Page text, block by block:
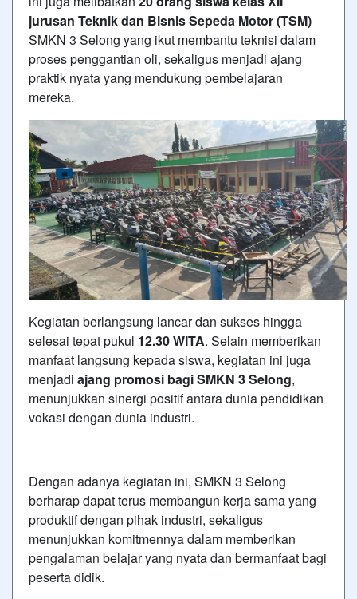
jurusan Teknik dan Bisnis Sepeda Motor (TSM)
SMKN 3 Selong yang ikut membantu teknisi dalam
proses penggantian oli, sekaligus menjadi ajang
praktik nyata yang mendukung pembelajaran
mereka.
Kegiatan berlangsung lancar dan sukses hingga
selesai tepat pukul 12.30 WITA. Selain memberikan
manfaat langsung kepada siswa, kegiatan ini juga
menjadi ajang promosi bagi SMKN 3 Selong,
menunjukkan sinergi positif antara dunia pendidikan
vokasi dengan dunia industri.
Dengan adanya kegiatan ini, SMKN 3 Selong
berharap dapat terus membangun kerja sama yang
produktif dengan pihak industri, sekaligus
menunjukkan komitmennya dalam memberikan
pengalaman belajar yang nyata dan bermanfaat bagi
peserta didik.